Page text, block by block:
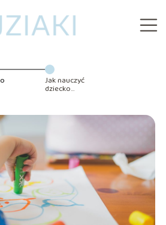
Jak nauczyć
dziecko
rodzica